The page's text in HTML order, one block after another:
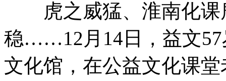
虎之威猛、淮南化课
稳……12月14日，益文
文化馆，在公益文化课